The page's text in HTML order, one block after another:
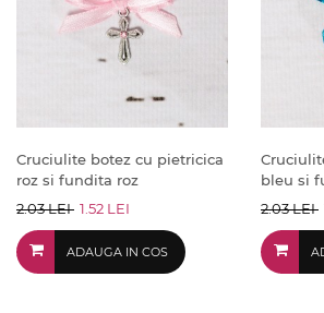
Cruciulite botez cu pietricica
roz si fundita roz
2.03 LEI 1.52 LEI
ADAUGA IN COS
bleu si
2.03 LEI